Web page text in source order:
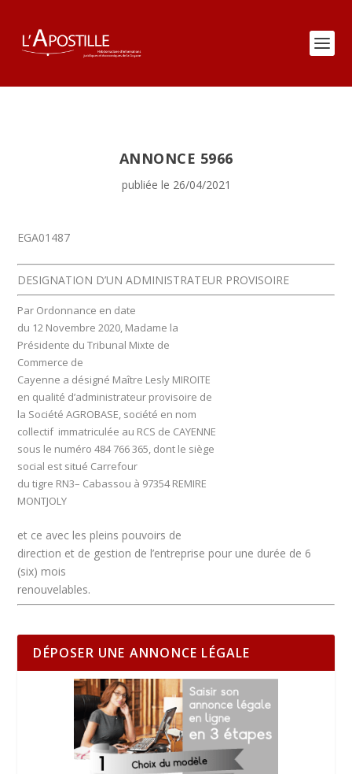
ANNONCE 5966
publiée le 26/04/2021
EGA01487
DESIGNATION D’UN ADMINISTRATEUR PROVISOIRE
Par Ordonnance en date
du 12 Novembre 2020, Madame la
Présidente du Tribunal Mixte de
Commerce de
Cayenne a désigné Maître Lesly MIROITE
en qualité d’administrateur provisoire de
la Société AGROBASE, société en nom
collectif immatriculée au RCS de CAYENNE
sous le numéro 484 766 365, dont le siège
social est situé Carrefour
du tigre RN3– Cabassou à 97354 REMIRE
MONTJOLY
et ce avec les pleins pouvoirs de
direction et de gestion de l’entreprise pour une durée de 6
(six) mois
renouvelables.
DÉPOSER UNE ANNONCE LÉGALE